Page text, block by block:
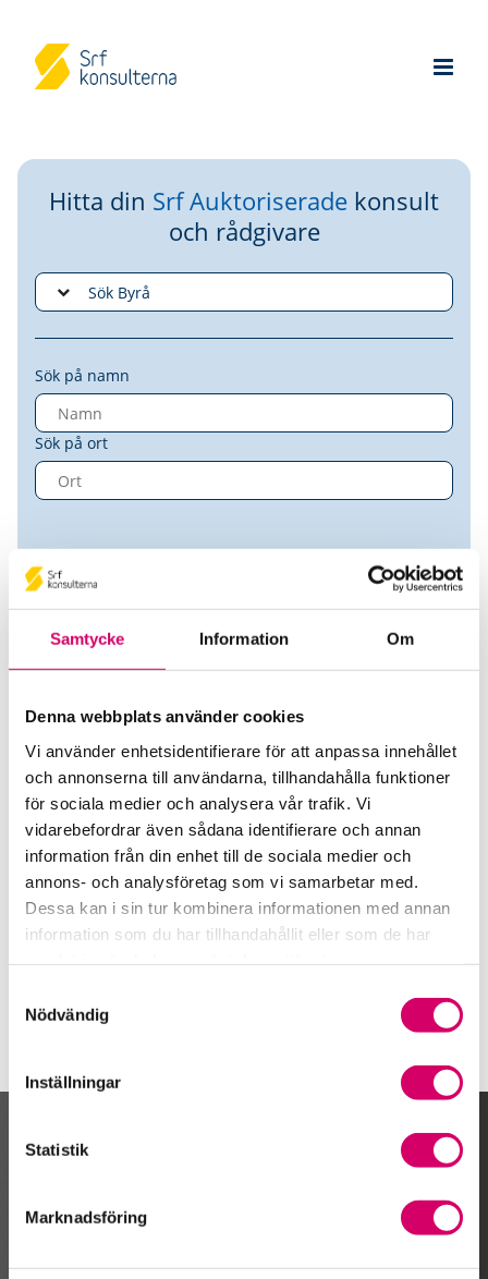
Samtycke Information Om
Denna webbplats använder cookies
Vi använder enhetsidentifierare för att anpassa innehållet
och annonserna till användarna, tillhandahålla funktioner
för sociala medier och analysera vår trafik. Vi
vidarebefordrar även sådana identifierare och annan
information från din enhet till de sociala medier och
annons- och analysföretag som vi samarbetar med.
Dessa kan i sin tur kombinera informationen med annan
information som du har tillhandahållit eller som de har
Nödvändig
Inställningar
Statistik
Marknadsföring
Hitta din Srf Auktoriserade konsult
och rådgivare
Sök på namn
Sök på ort
Örby Konsult AB
Srf Auktoriserade konsulter
Ulrika Vestin
Auktoriserad Redovisningskonsult
Skicka e-post
Kalendarium